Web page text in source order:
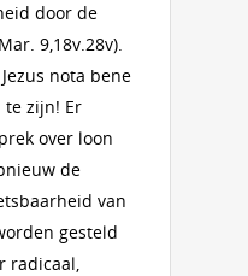
door de
9,18v.28v).
nota bene
te zijn! Er
over loon
de
van
gesteld
radicaal,